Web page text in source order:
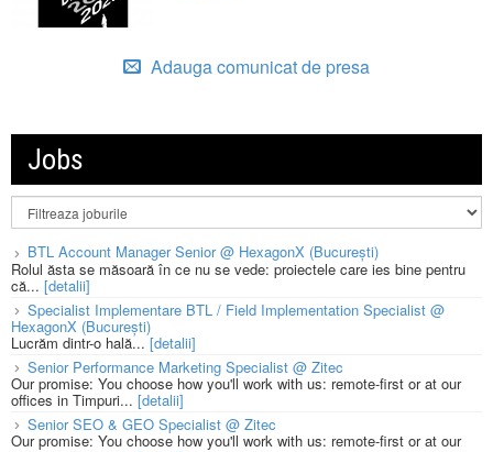
Adauga comunicat de presa
Jobs
BTL Account Manager Senior @ HexagonX (București)
Rolul ăsta se măsoară în ce nu se vede: proiectele care ies bine pentru
că... [detalii]
Specialist Implementare BTL / Field Implementation Specialist @
HexagonX (București)
Lucrăm dintr-o hală...[detalii]
Senior Performance Marketing Specialist @ Zitec
Our promise: You choose how you'll work with us: remote-first or at our
offices in Timpuri... [detalii]
Senior SEO & GEO Specialist @ Zitec
Our promise: You choose how you'll work with us: remote-first or at our